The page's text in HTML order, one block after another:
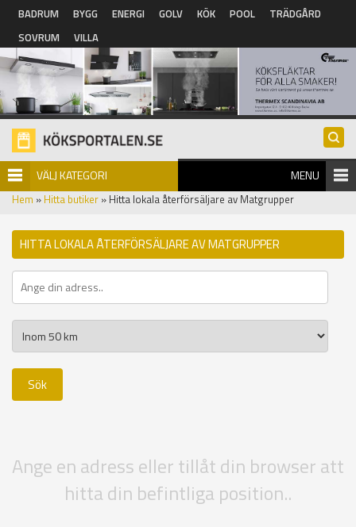
Hoppa till huvudinnehåll
BADRUM BYGG ENERGI GOLV KÖK POOL
TRÄDGÅRD
SOVRUM
VILLA
VÄLJ KATEGORI MENU
Hem » Hitta butiker » Hitta lokala återförsäljare av Matgrupper
HITTA LOKALA ÅTERFÖRSÄLJARE AV MATGRUPPER
Ange en adress eller tillåt din browser att
hitta din befintliga position..